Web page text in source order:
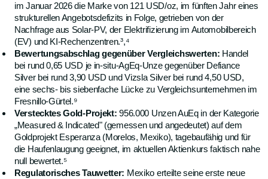
im Januar 2026 die Marke von 121 USD/oz, im fünften Jahr eines
strukturellen Angebotsdefizits in Folge, getrieben von der
Nachfrage aus Solar-PV, der Elektrifizierung im Automobilbereich
(EV) und KI-Rechenzentren.³,⁴
Bewertungsabschlag gegenüber Vergleichswerten: Handel
bei rund 0,65 USD je in-situ-AgEq-Unze gegenüber Defiance
Silver bei rund 3,90 USD und Vizsla Silver bei rund 4,50 USD,
eine sechs- bis siebenfache Lücke zu Vergleichsunternehmen im
Fresnillo-Gürtel.⁹
Verstecktes Gold-Projekt: 956.000 Unzen AuEq in der Kategorie
„Measured & Indicated" (gemessen und angedeutet) auf dem
Goldprojekt Esperanza (Morelos, Mexiko), tagebaufähig und für
die Haufenlaugung geeignet, im aktuellen Aktienkurs faktisch nahe
null bewertet.⁵
Regulatorisches Tauwetter: Mexiko erteilte seine erste neue